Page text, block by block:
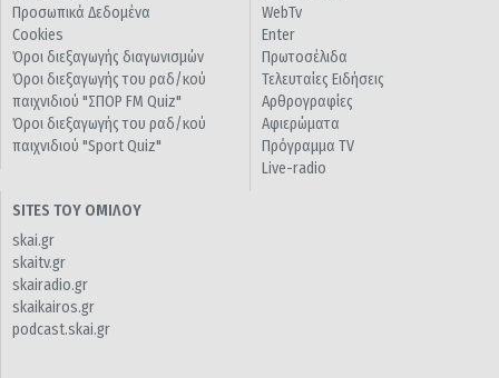
Προσωπικά Δεδομένα
Cookies
Όροι διεξαγωγής διαγωνισμών
Όροι διεξαγωγής του ραδ/κού
παιχνιδιού "ΣΠΟΡ FM Quiz"
Όροι διεξαγωγής του ραδ/κού
παιχνιδιού "Sport Quiz"
WebTv
Enter
Πρωτοσέλιδα
Τελευταίες Ειδήσεις
Αρθρογραφίες
Αφιερώματα
Πρόγραμμα TV
Live-radio
SITES ΤΟΥ ΟΜΙΛΟΥ
skai.gr
skaitv.gr
skairadio.gr
skaikairos.gr
podcast.skai.gr